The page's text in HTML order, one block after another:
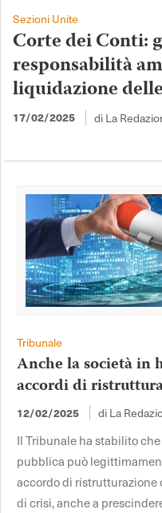
Sezioni Unite
Corte dei Conti:
responsabilità
liquidazione
17/02/2025 di La
Tribunale
Anche la società in
accordi di
12/02/2025 di La
Il Tribunale ha stabilito
pubblica può
accordo di ristrutturazione
di crisi, anche a